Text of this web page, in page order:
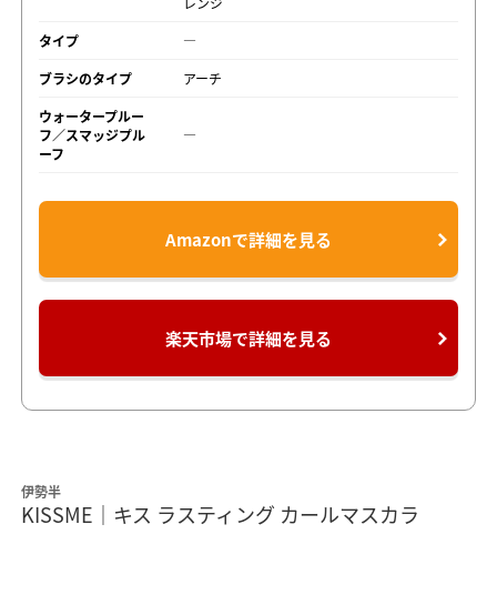
タイプ
―
ブラシのタイプ
アーチ
ウォータープルー
フ／スマッジプル
ーフ
―
Amazonで詳細を見る
楽天市場で詳細を見る
伊勢半
KISSME｜キス ラスティング カールマスカラ